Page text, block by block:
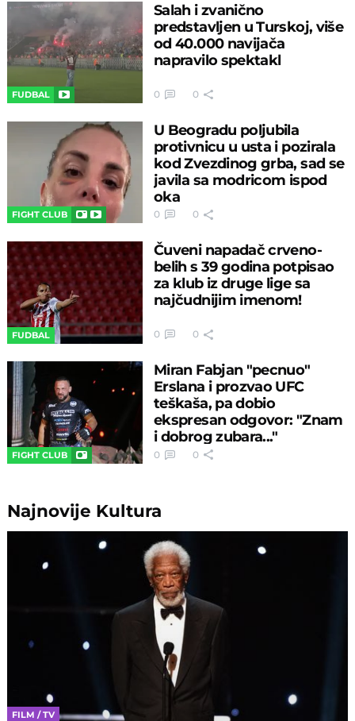
FUDBAL
Salah i zvanično
predstavljen u Turskoj, više
od 40.000 navijača
napravilo spektakl
0 0
FIGHT CLUB
U Beogradu poljubila
protivnicu u usta i pozirala
kod Zvezdinog grba, sad se
javila sa modricom ispod
oka
0 0
FUDBAL
Čuveni napadač crveno-
belih s 39 godina potpisao
za klub iz druge lige sa
najčudnijim imenom!
0 0
FIGHT CLUB
Miran Fabjan "pecnuo"
Erslana i prozvao UFC
teškaša, pa dobio
ekspresan odgovor: "Znam
i dobrog zubara..."
0 0
Najnovije Kultura
FILM / TV